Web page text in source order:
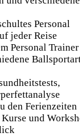
Personal
jeder Reise
Personal Trainer
den Ferienzeiten
und